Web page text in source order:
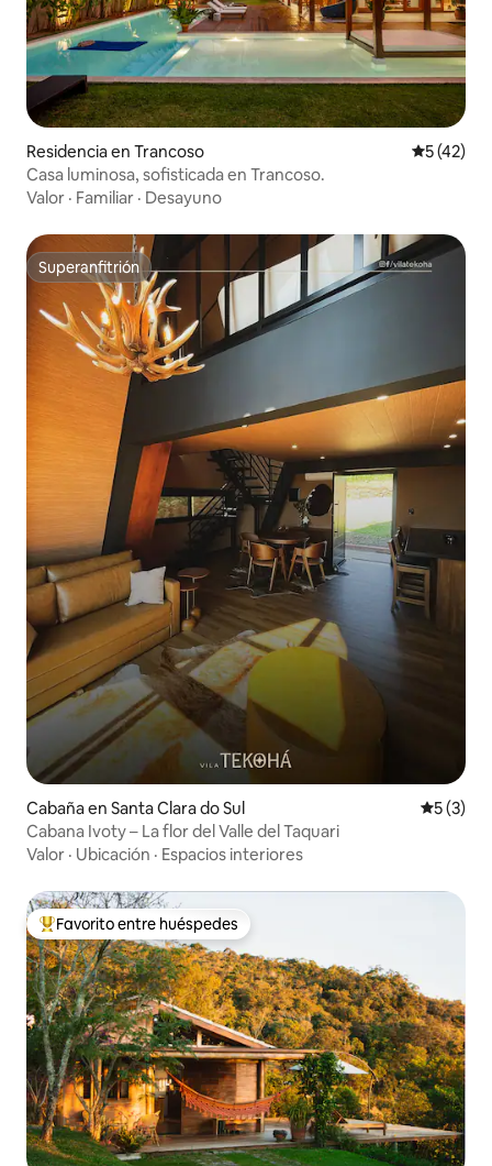
Residencia en Trancoso
5 (42)
Casa luminosa, sofisticada en Trancoso.
Valor · Familiar · Desayuno
Superanfitrión
Superanfitrión
Cabaña en Santa Clara do Sul
5 (3)
Cabana Ivoty – La flor del Valle del Taquari
Valor · Ubicación · Espacios interiores
De los mejores en Favorito entre huéspedes
Favorito entre huéspedes